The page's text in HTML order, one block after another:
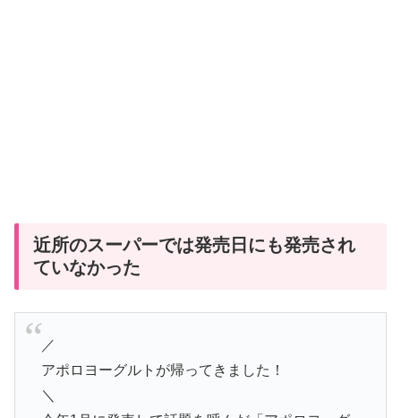
近所のスーパーでは発売日にも発売され
ていなかった
／
アポロヨーグルトが帰ってきました！
＼